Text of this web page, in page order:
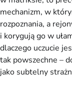
mechanizm, w
rozpoznania, a
i korygują go w
dlaczego uczucie
tak powszechne –
jako subtelny